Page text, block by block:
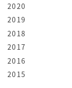
2020
2019
2018
2017
2016
2015